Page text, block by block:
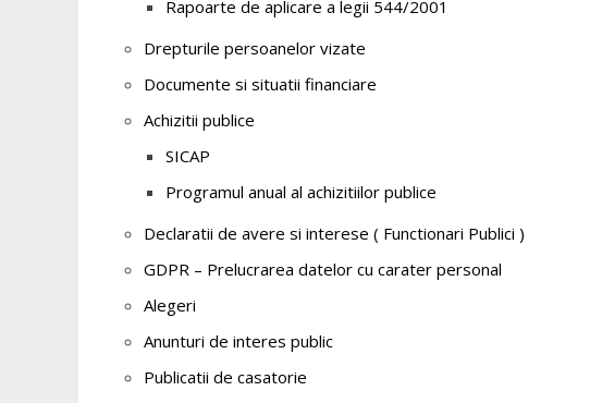
Rapoarte de aplicare a legii 544/2001
Drepturile persoanelor vizate
Documente si situatii financiare
Achizitii publice
SICAP
Programul anual al achizitiilor publice
Declaratii de avere si interese ( Functionari Publici )
GDPR – Prelucrarea datelor cu carater personal
Alegeri
Anunturi de interes public
Publicatii de casatorie